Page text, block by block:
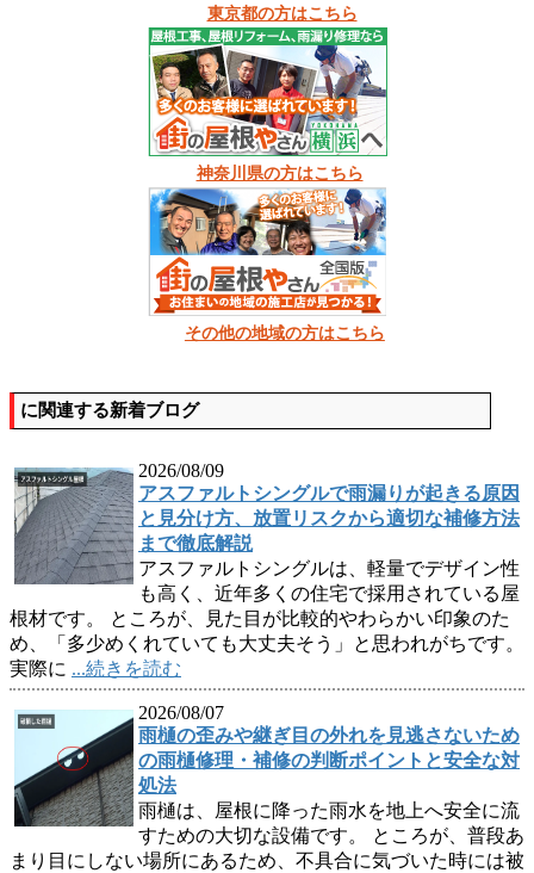
東京都の方はこちら
神奈川県の方はこちら
その他の地域の方はこちら
に関連する新着ブログ
2026/08/09
アスファルトシングルで雨漏りが起きる原因
と見分け方、放置リスクから適切な補修方法
まで徹底解説
アスファルトシングルは、軽量でデザイン性
も高く、近年多くの住宅で採用されている屋
根材です。 ところが、見た目が比較的やわらかい印象のた
め、「多少めくれていても大丈夫そう」と思われがちです。
実際に ...続きを読む
2026/08/07
雨樋の歪みや継ぎ目の外れを見逃さないため
の雨樋修理・補修の判断ポイントと安全な対
処法
雨樋は、屋根に降った雨水を地上へ安全に流
すための大切な設備です。 ところが、普段あ
まり目にしない場所にあるため、不具合に気づいた時には被